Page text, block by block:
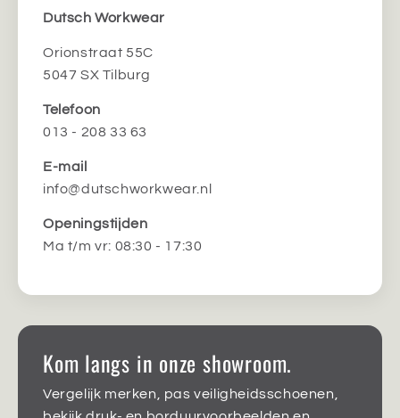
Dutsch Workwear
Orionstraat 55C
5047 SX Tilburg
Telefoon
013 - 208 33 63
E-mail
info@dutschworkwear.nl
Openingstijden
Ma t/m vr: 08:30 - 17:30
Kom langs in onze showroom.
Vergelijk merken, pas veiligheidsschoenen,